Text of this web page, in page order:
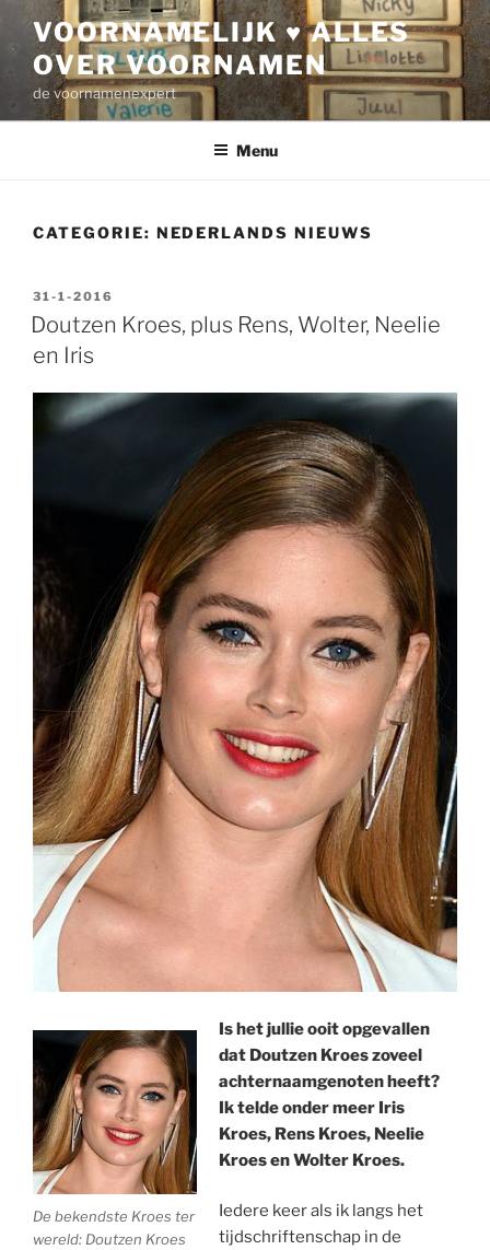
inhoud
VOORNAMELIJK ♥ ALLES
OVER VOORNAMEN
de voornamenexpert
Menu
CATEGORIE: NEDERLANDS NIEUWS
GEPLAATST
OP
31-1-2016
Doutzen Kroes, plus Rens, Wolter, Neelie
en Iris
De bekendste Kroes ter
wereld: Doutzen Kroes
Is het jullie ooit opgevallen
dat Doutzen Kroes zoveel
achternaamgenoten heeft?
Ik telde onder meer Iris
Kroes, Rens Kroes, Neelie
Kroes en Wolter Kroes.
Iedere keer als ik langs het
tijdschriftenschap in de